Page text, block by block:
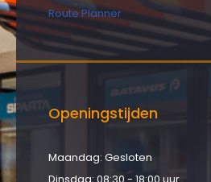
Route Planner
Openingstijden
Maandag: Gesloten